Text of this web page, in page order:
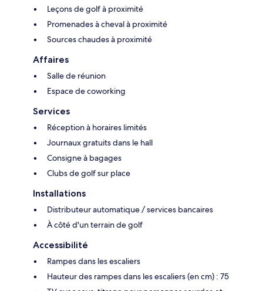
Leçons de golf à proximité
Promenades à cheval à proximité
Sources chaudes à proximité
Affaires
Salle de réunion
Espace de coworking
Services
Réception à horaires limités
Journaux gratuits dans le hall
Consigne à bagages
Clubs de golf sur place
Installations
Distributeur automatique / services bancaires
À côté d'un terrain de golf
Accessibilité
Rampes dans les escaliers
Hauteur des rampes dans les escaliers (en cm) : 75